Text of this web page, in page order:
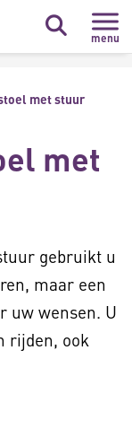
menu
met stuur
met
gebruikt u
maar een
uw wensen. U
rijden, ook